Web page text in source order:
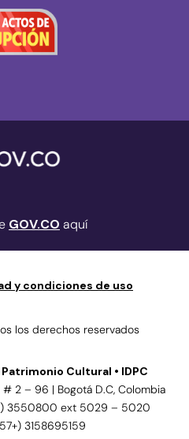
GOV.CO aquí
y condiciones de uso
los derechos reservados
Cultural • IDPC
# 2 – 96 | Bogotá D.C, Colombia
3550800 ext 5029 – 5020
3158695159